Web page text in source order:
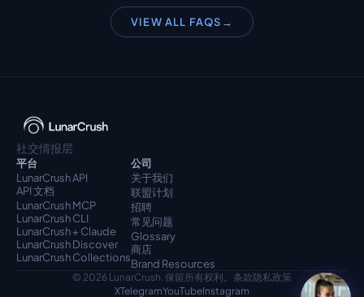
VIEW ALL FAQS →
社交情报层
平台
LunarCrush API
API 文档
LunarCrush MCP
LunarCrush CLI
LunarCrush + Claude
LunarCrush Discover
LunarCrush Collections
公司
关于我们
联盟计划
招聘
常见问题
Glossary
商店
Brand Resources
© 2026 LunarCrush. 保留所有权利。 条款隐私政策
XTelegramYouTubeInstagram